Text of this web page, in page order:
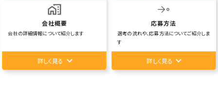
会社概要
会社の詳細情報について紹介します
詳しく見る
応募方法
選考の流れや、応募方法についてご紹介しま
す
詳しく見る